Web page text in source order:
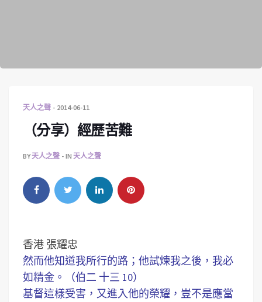
天人之聲 2014-06-11
（分享）經歷苦難
BY天人之聲 IN 天人之聲
香港 張耀忠
然而他知道我所行的路；他試煉我之後，我必
如精金。（伯二 十三 10）
基督這樣受害，又進入他的榮耀，豈不是應當